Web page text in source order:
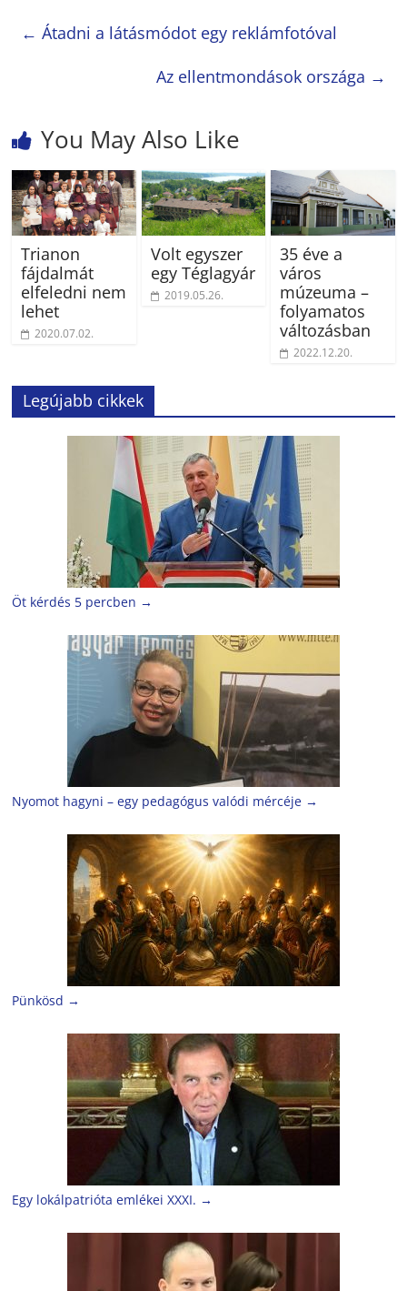
← Átadni a látásmódot egy reklámfotóval
Az ellentmondások országa →
You May Also Like
Trianon
fájdalmát
elfeledni nem
lehet
2020.07.02.
Volt egyszer
egy Téglagyár
2019.05.26.
35 éve a
város
múzeuma –
folyamatos
változásban
2022.12.20.
Legújabb cikkek
Öt kérdés 5 percben →
Nyomot hagyni – egy pedagógus valódi mércéje →
Pünkösd →
Egy lokálpatrióta emlékei XXXI. →